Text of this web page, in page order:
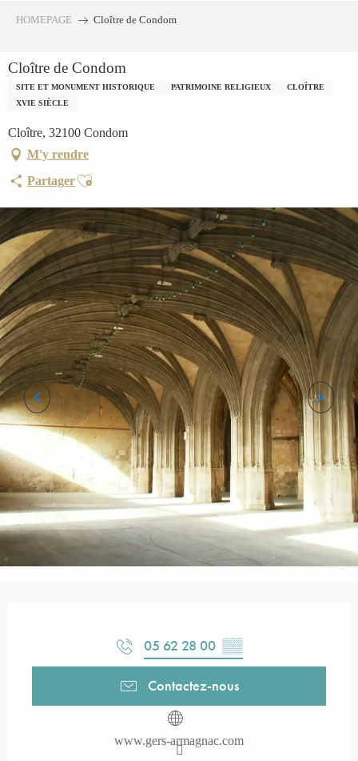
principal
HOMEPAGE Cloître de Condom
Cloître de Condom
SITE ET MONUMENT HISTORIQUE PATRIMOINE RELIGIEUX
CLOÎTRE
XVIE SIÈCLE
Cloître, 32100 Condom
M'y rendre
PartagerAjouter aux favoris
05 62 28 00 ▒▒
Contactez-nous
www.gers-armagnac.com